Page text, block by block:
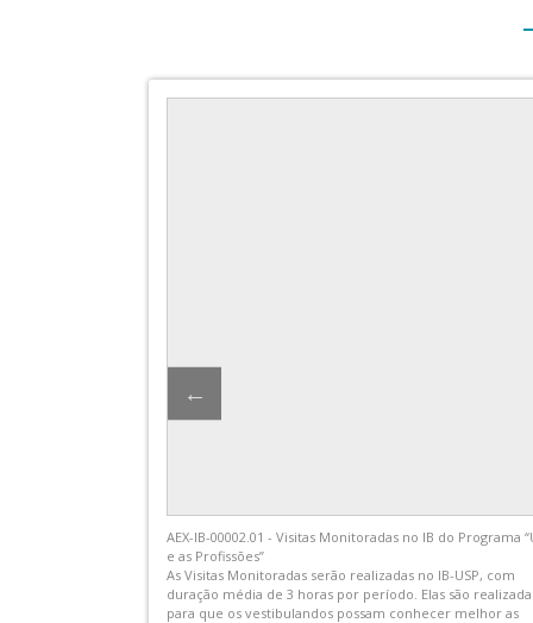
O Dep. de Zoologia do IB USP promove a segunda
seu Ciclo de Seminários, focando na exposição do
de novos docentes e jovens pesquisadores. Nesta
2026, teremos quatro palestras realizadas nas terceiras
terças-feiras de agosto,...